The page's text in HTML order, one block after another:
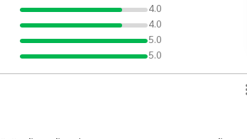
4.0
4.0
5.0
5.0